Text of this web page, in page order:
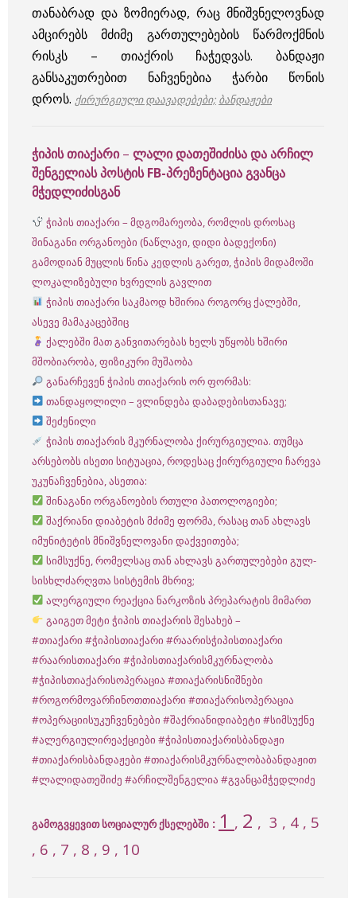
თანაბრად და ზომიერად, რაც მნიშვნელოვნად
ამცირებს მძიმე გართულებების წარმოქმნის
რისკს – თიაქრის ჩაჭედვას. ბანდაჟი
განსაკუთრებით ნაჩვენებია ჭარბი წონის
დროს. ქირურგიული დაავადებები; ბანდაჟები
ჭიპის თიაქარი– ლალი დათეშიძისა და არჩილ
შენგელიას პოსტის FB-პრეზენტაცია გვანცა
მჭედლიძისგან
ჭიპის თიაქარი – მდგომარეობა, რომლის დროსაც
შინაგანი ორგანოები (ნაწლავი, დიდი ბადექონი)
გამოდიან მუცლის წინა კედლის გარეთ, ჭიპის მიდამოში
ლოკალიზებული ხვრელის გავლით
ჭიპის თიაქარი საკმაოდ ხშირია როგორც ქალებში,
ასევე მამაკაცებშიც
ქალებში მათ განვითარებას ხელს უწყობს ხშირი
მშობიარობა, ფიზიკური მუშაობა
განარჩევენ ჭიპის თიაქარის ორ ფორმას:
თანდაყოლილი – ვლინდება დაბადებისთანავე;
შეძენილი
ჭიპის თიაქარის მკურნალობა ქირურგიულია. თუმცა
არსებობს ისეთი სიტუაცია, როდესაც ქირურგიული ჩარევა
უკუნაჩვენებია, ასეთია:
შინაგანი ორგანოების რთული პათოლოგიები;
შაქრიანი დიაბეტის მძიმე ფორმა, რასაც თან ახლავს
იმუნიტეტის მნიშვნელოვანი დაქვეითება;
სიმსუქნე, რომელსაც თან ახლავს გართულებები გულ-
სისხლძარღვთა სისტემის მხრივ;
ალერგიული რეაქცია ნარკოზის პრეპარატის მიმართ
გაიგეთ მეტი ჭიპის თიაქარის შესახებ –
#თიაქარი #ჭიპისთიაქარი #რაარისჭიპისთიაქარი
#რაარისთიაქარი #ჭიპისთიაქარისმკურნალობა
#ჭიპისთიაქარისოპერაცია #თიაქარისნიშნები
#როგორმოვარჩინოთთიაქარი #თიაქარისოპერაცია
#ოპერაციისუკუჩვენებები #შაქრიანიდიაბეტი #სიმსუქნე
#ალერგიულირეაქციები #ჭიპისთიაქარისბანდაჟი
#თიაქარისბანდაჟები #თიაქარისმკურნალობაბანდაჟით
#ლალიდათეშიძე #არჩილშენგელია #გვანცამჭედლიძე
გამოგვყევით სოციალურ ქსელებში : 1 , 2 , 3 , 4 , 5
, 6 , 7 , 8 , 9 , 10